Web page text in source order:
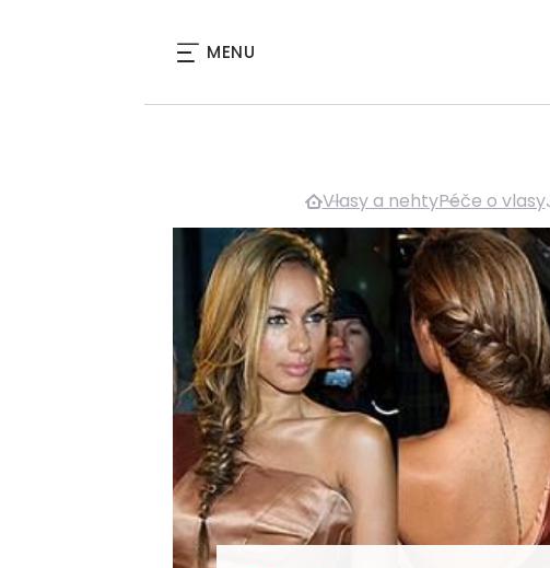
MENU
Vlasy a nehtyPéče o vlasy